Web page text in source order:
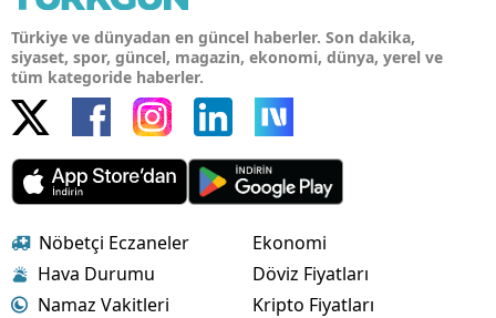
Türkiye ve dünyadan en güncel haberler. Son dakika,
siyaset, spor, güncel, magazin, ekonomi, dünya, yerel ve
tüm kategoride haberler.
Nöbetçi Eczaneler
Hava Durumu
Namaz Vakitleri
Ekonomi
Döviz Fiyatları
Kripto Fiyatları